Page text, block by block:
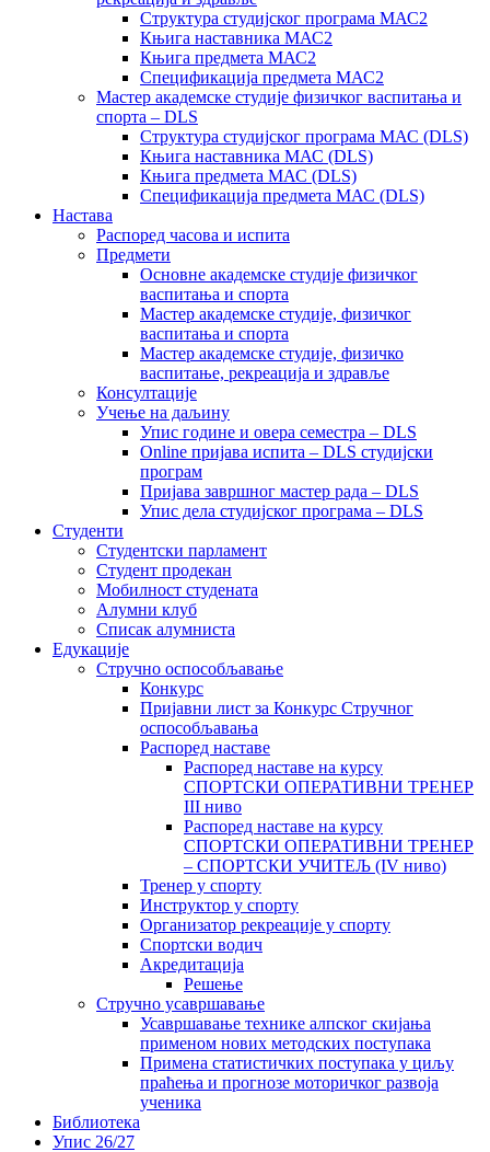
Структура студијског програма МАС2
Књига наставника МАС2
Књига предмета МАС2
Спецификација предмета МАС2
Мастер академске студије физичког васпитања и
спорта – DLS
Структура студијског програма МАС (DLS)
Књига наставника МАС (DLS)
Књига предмета МАС (DLS)
Спецификација предмета МАС (DLS)
Настава
Распоред часова и испита
Предмети
Основне академске студије физичког
васпитања и спорта
Мастер академске студије, физичког
васпитања и спорта
Мастер академске студије, физичко
васпитање, рекреација и здравље
Консултације
Учење на даљину
Упис године и овера семестра – DLS
Online пријава испита – DLS студијски
програм
Пријава завршног мастер рада – DLS
Упис дела студијског програма – DLS
Студенти
Студентски парламент
Студент продекан
Мобилност студената
Алумни клуб
Списак алумниста
Едукације
Стручно оспособљавање
Конкурс
Пријавни лист за Конкурс Стручног
оспособљавања
Распоред наставе
Распоред наставе на курсу
СПОРТСКИ ОПЕРАТИВНИ ТРЕНЕР
III ниво
Распоред наставе на курсу
СПОРТСКИ ОПЕРАТИВНИ ТРЕНЕР
– СПОРТСКИ УЧИТЕЉ (IV ниво)
Тренер у спорту
Инструктор у спорту
Организатор рекреације у спорту
Спортски водич
Акредитација
Решење
Стручно усавршавање
Усавршавање технике алпског скијања
применом нових методских поступака
Примена статистичких поступака у циљу
праћења и прогнозе моторичког развоја
ученика
Библиотека
Упис 26/27